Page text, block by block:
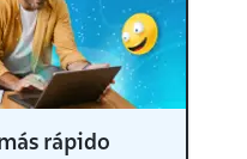
rápido